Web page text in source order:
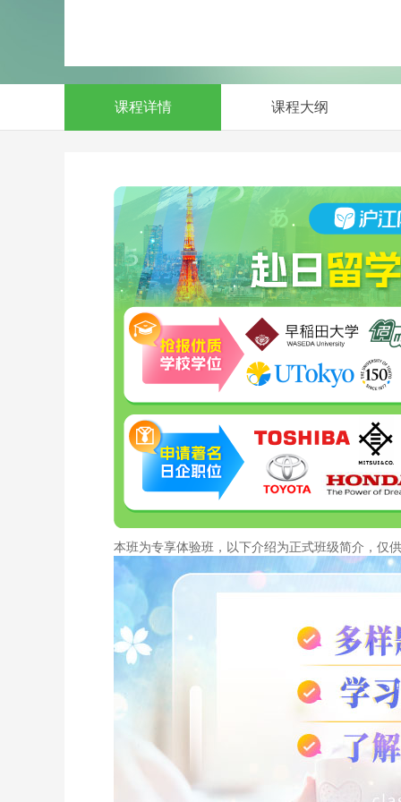
课程详情 课程大纲
本班为专享体验班，以下介绍为正式班级简介，仅